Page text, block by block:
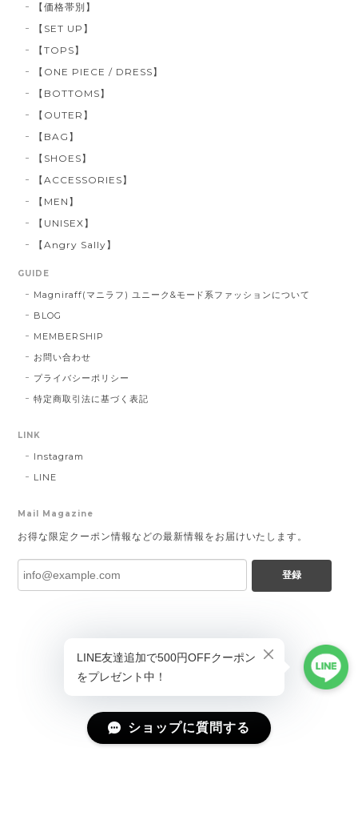
【価格帯別】
【SET UP】
【TOPS】
【ONE PIECE / DRESS】
【BOTTOMS】
【OUTER】
【BAG】
【SHOES】
【ACCESSORIES】
【MEN】
【UNISEX】
【Angry Sally】
GUIDE
Magniraff(マニラフ) ユニーク&モード系ファッションについて
BLOG
MEMBERSHIP
お問い合わせ
プライバシーポリシー
特定商取引法に基づく表記
LINK
Instagram
LINE
Mail Magazine
お得な限定クーポン情報などの最新情報をお届けいたします。
登録
ショップに質問する